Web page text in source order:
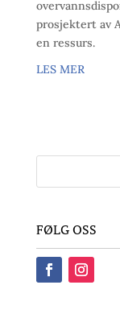
prosjektert av
en ressurs.
LES MER
FØLG OSS